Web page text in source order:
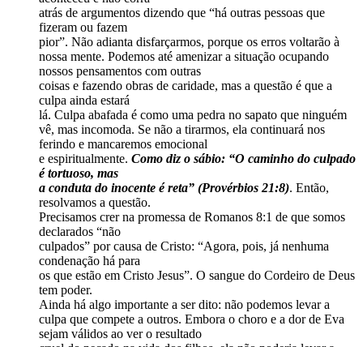
atrás de argumentos dizendo que “há outras pessoas que
fizeram ou fazem
pior”. Não adianta disfarçarmos, porque os erros voltarão à
nossa mente. Podemos até amenizar a situação ocupando
nossos pensamentos com outras
coisas e fazendo obras de caridade, mas a questão é que a
culpa ainda estará
lá. Culpa abafada é como uma pedra no sapato que ninguém
vê, mas incomoda. Se não a tirarmos, ela continuará nos
ferindo e mancaremos emocional
e espiritualmente. Como diz o sábio: “O caminho do culpado
é tortuoso, mas
a conduta do inocente é reta” (Provérbios 21:8). Então,
resolvamos a questão.
Precisamos crer na promessa de Romanos 8:1 de que somos
declarados “não
culpados” por causa de Cristo: “Agora, pois, já nenhuma
condenação há para
os que estão em Cristo Jesus”. O sangue do Cordeiro de Deus
tem poder.
Ainda há algo importante a ser dito: não podemos levar a
culpa que compete a outros. Embora o choro e a dor de Eva
sejam válidos ao ver o resultado